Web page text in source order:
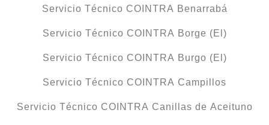
Servicio Técnico COINTRA Benarrabá
Servicio Técnico COINTRA Borge (El)
Servicio Técnico COINTRA Burgo (El)
Servicio Técnico COINTRA Campillos
Servicio Técnico COINTRA Canillas de Aceituno